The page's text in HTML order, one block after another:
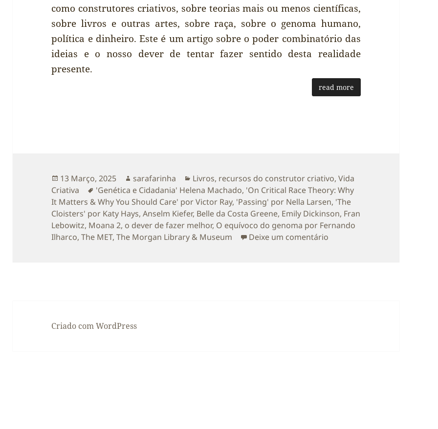
como construtores criativos, sobre teorias mais ou menos científicas,
sobre livros e outras artes, sobre raça, sobre o genoma humano,
política e dinheiro. Este é um artigo sobre o poder combinatório das
ideias e o nosso dever de tentar fazer sentido desta realidade
presente.
read more
Publicado
a
13 Março, 2025 Autor
sarafarinha Categorias
Livros, recursos do construtor criativo,Vida
Criativa
Etiquetas
'Genética e Cidadania' Helena Machado, 'On Critical Race Theory: Why
It Matters & Why You Should Care' por Victor Ray, 'Passing' por Nella Larsen, 'The
Cloisters' por Katy Hays,Anselm Kiefer, Belle da Costa Greene, Emily Dickinson, Fran
Lebowitz, Moana 2, o dever de fazer melhor, O equívoco do genoma por Fernando
Ilharco,The MET,The Morgan Library & Museum Deixe um comentário
Criado com WordPress